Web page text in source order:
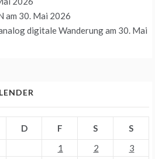
am 30. Mai 2026
digitale Wanderungam 30. Mai
D F S
S
1
2
3